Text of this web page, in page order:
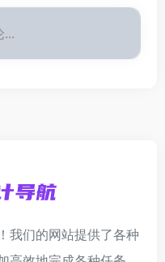
...
我们的网站提供了各种